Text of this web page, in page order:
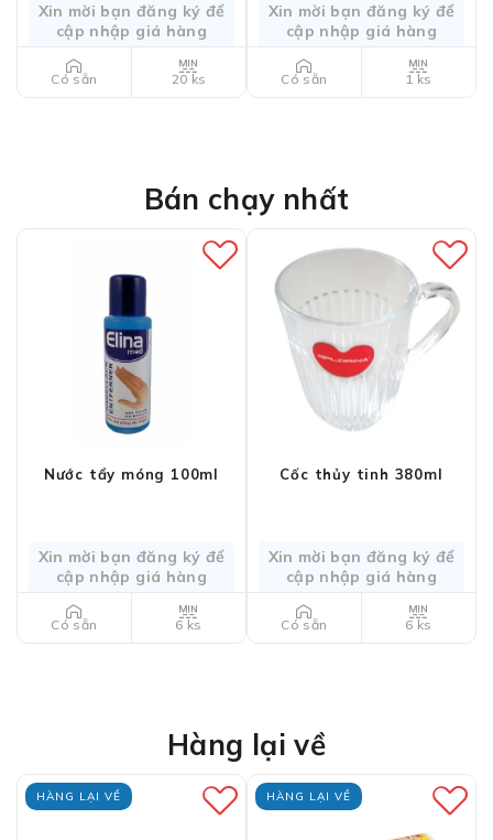
Xin mời bạn đăng ký để
cập nhập giá hàng
Có sẵn 20 ks
Xin mời bạn đăng ký để
cập nhập giá hàng
Có sẵn 1 ks
Bán chạy nhất
Nước tẩy móng 100ml
Xin mời bạn đăng ký để
cập nhập giá hàng
Có sẵn 6 ks
Cốc thủy tinh 380ml
Xin mời bạn đăng ký để
cập nhập giá hàng
Có sẵn 6 ks
Hàng lại về
HÀNG LẠI VỀ HÀNG LẠI VỀ